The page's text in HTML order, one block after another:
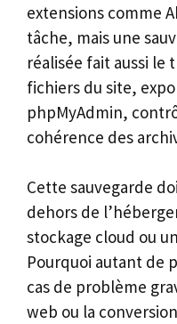
extensions comme
tâche, mais une
réalisée fait aussi le
fichiers du site,
phpMyAdmin,
cohérence des
Cette sauvegarde
dehors de
stockage cloud ou
Pourquoi autant de
cas de problème
web ou la